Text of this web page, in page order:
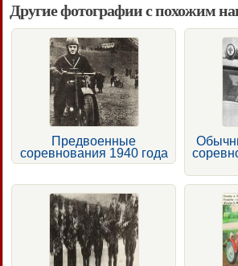
Другие фотографии с похожим
Предвоенные
соревнования 1940 года